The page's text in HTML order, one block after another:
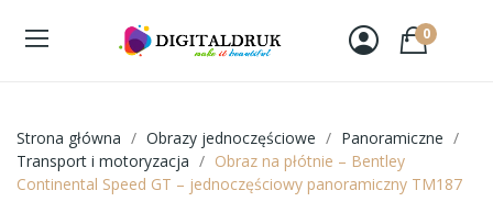
0
Strona główna Obrazy jednoczęściowe
Panoramiczne
Transport i motoryzacja
Obraz na płótnie – Bentley
Continental Speed GT – jednoczęściowy panoramiczny TM187